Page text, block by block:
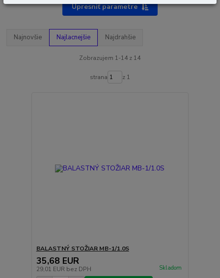
Upresniť parametre
Najnovšie Najlacnejšie Najdrahšie
Zobrazujem 1-14 z 14
strana z 1
BALASTNÝ STOŽIAR MB-1/1.0S
35,68 EUR
29,01 EUR bez DPH Skladom